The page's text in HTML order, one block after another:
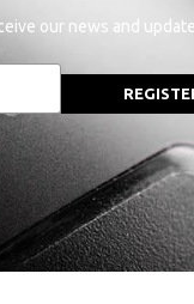
our news and